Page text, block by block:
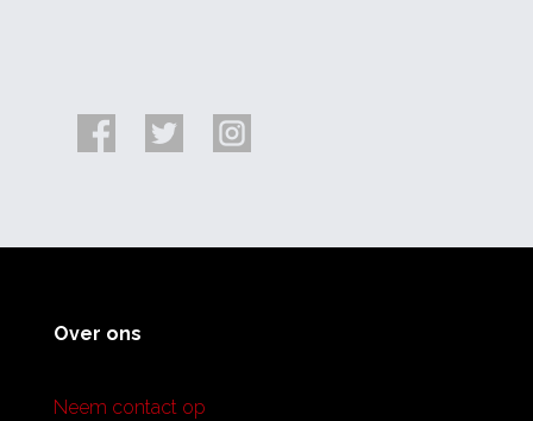
Over ons
Neem contact op